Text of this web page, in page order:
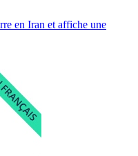
en Iran et affiche une